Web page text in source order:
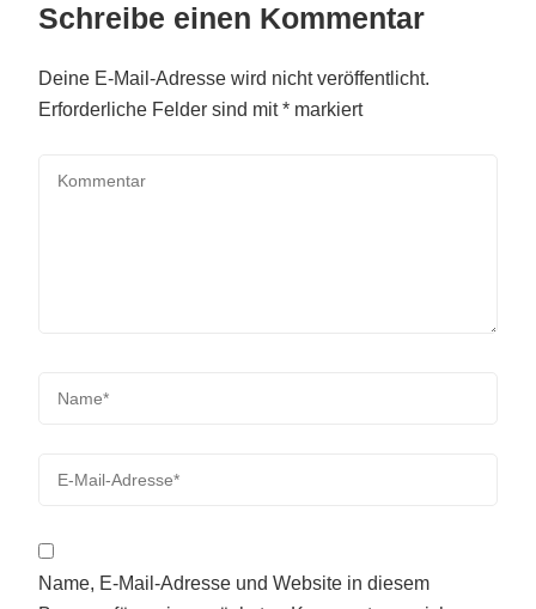
Schreibe einen Kommentar
Deine E-Mail-Adresse wird nicht veröffentlicht.
Erforderliche Felder sind mit* markiert
Name, E-Mail-Adresse und Website in diesem